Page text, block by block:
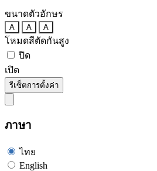
ขนาดตัวอักษร
A A A
โหมดสีตัดกันสูง
ปิด
เปิด
รีเซ็ตการตั้งค่า
ภาษา
ไทย
English